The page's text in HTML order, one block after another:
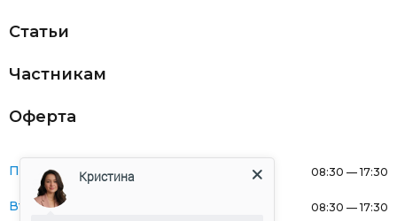
Статьи
Частникам
Оферта
Понедельник: 08:30 — 17:30
Вторник: 08:30 — 17:30
Кристина